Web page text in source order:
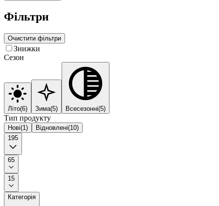
Фільтри
Очистити фільтри
Знижки
Сезон
Літо(6) Зима(5) Всесезонні(5)
Тип продукту
Нові(1) Відновлені(10)
195
65
15
Категорія